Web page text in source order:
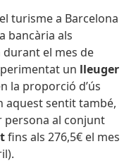
turisme a Barcelona
bancària als
el mes de
un lleuger
la proporció d’ús
aquest sentit també,
persona al conjunt
fins als 276,5€ el mes